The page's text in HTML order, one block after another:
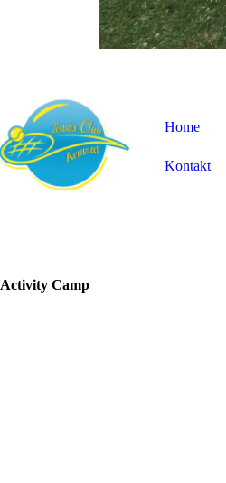
Home
Kontakt
Activity Camp